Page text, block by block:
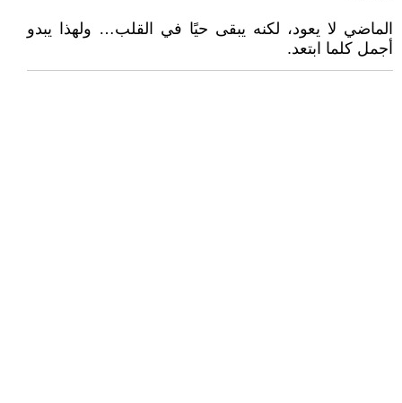
الماضي لا يعود، لكنه يبقى حيًا في القلب… ولهذا يبدو
أجمل كلما ابتعد.